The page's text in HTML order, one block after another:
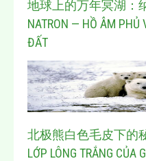
地球上的万年冥湖：
NATRON — HỒ ÂM PHỦ
ĐẤT
北极熊白色毛皮下的
LỚP LÔNG TRẮNG CỦA